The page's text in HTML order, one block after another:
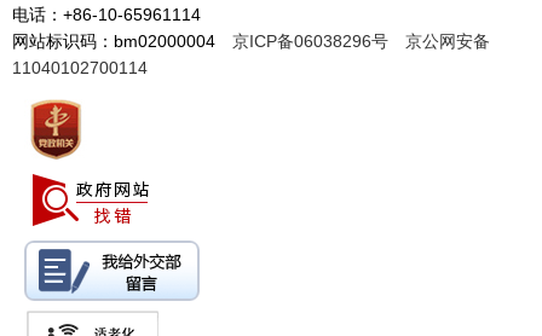
电话：+86-10-65961114
网站标识码：bm02000004 京ICP备06038296号
京公网安备
11040102700114